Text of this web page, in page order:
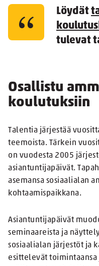
Löydät
tulevat
Osallistu
koulutuksiin
Talentia järjestää
teemoista. Tärkein
on vuodesta 2005
asiantuntijapäivät.
asemansa sosiaalialan
kohtaamispaikkana.
Asiantuntijapäivät
seminaareista ja
sosiaalialan järjestöt ja
esittelevät toimintaansa